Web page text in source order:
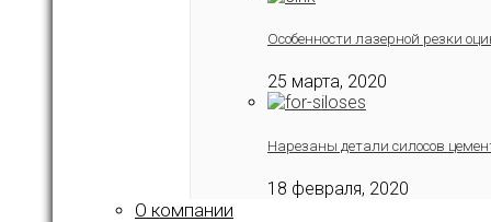
Особенности лазерной резки
25 марта, 2020
Нарезаны детали силосов
18 февраля, 2020
О компании